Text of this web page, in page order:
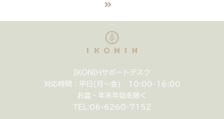
はもちろん、 ちょっとした小物を入れるのにも 便利
赤ちゃんの心を育む、 優しい手触りの木のおもち
大切な人への贈り物に。 ご購入は 検索エンジンより
#アイコニー #IKONIH #木のおもちゃ
#woodentoy #0才 #ベビー #ラトル #ガラガラ
#コンパクト #ミラー #オーガニック #ナチュラル
付属の巾着袋は、 恐竜たちの棲むマップにもなって
Mt. IKONIH アイコニー山 nico lagoon ニコラグ
遊び心もたくさん詰まったマップ
ぜひ探してみて
IKONIHサポートデスク
対応時間：平日(月〜金) 10:00-16:00
お盆・年末年始を除く
TEL: 06-6260-7152